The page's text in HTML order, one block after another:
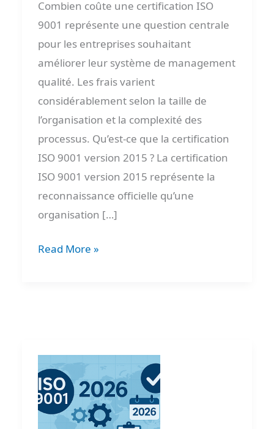
Combien coûte une certification ISO
9001 représente une question centrale
pour les entreprises souhaitant
améliorer leur système de management
qualité. Les frais varient
considérablement selon la taille de
l’organisation et la complexité des
processus. Qu’est-ce que la certification
ISO 9001 version 2015 ? La certification
ISO 9001 version 2015 représente la
reconnaissance officielle qu’une
organisation […]
prix
Read More »
ISO
9001
: